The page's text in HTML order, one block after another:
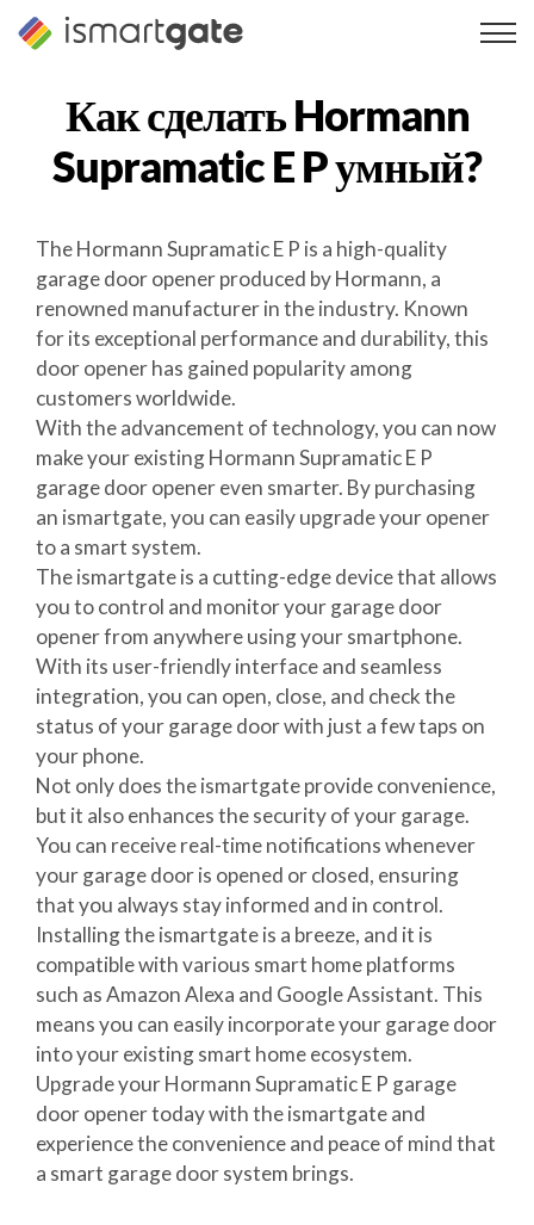
Перейти
Как сделатьHormann
Supramatic E Pумный?
The Hormann Supramatic E P is a high-quality
garage door opener produced by Hormann, a
renowned manufacturer in the industry. Known
for its exceptional performance and durability, this
door opener has gained popularity among
customers worldwide.
With the advancement of technology, you can now
make your existing Hormann Supramatic E P
garage door opener even smarter. By purchasing
an ismartgate, you can easily upgrade your opener
to a smart system.
The ismartgate is a cutting-edge device that allows
you to control and monitor your garage door
opener from anywhere using your smartphone.
With its user-friendly interface and seamless
integration, you can open, close, and check the
status of your garage door with just a few taps on
your phone.
Not only does the ismartgate provide convenience,
but it also enhances the security of your garage.
You can receive real-time notifications whenever
your garage door is opened or closed, ensuring
that you always stay informed and in control.
Installing the ismartgate is a breeze, and it is
compatible with various smart home platforms
such as Amazon Alexa and Google Assistant. This
means you can easily incorporate your garage door
into your existing smart home ecosystem.
Upgrade your Hormann Supramatic E P garage
door opener today with the ismartgate and
experience the convenience and peace of mind that
a smart garage door system brings.